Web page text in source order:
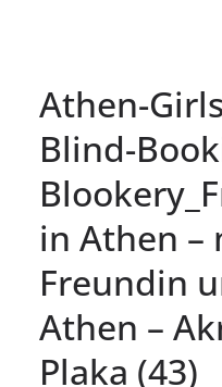
Athen-
Blind-
in Athen –
Freundin
Athen –
Plaka (43)